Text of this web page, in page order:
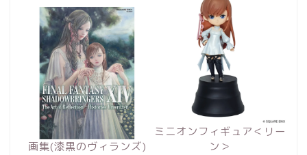
画集(漆黒のヴィランズ)
ミニオンフィギュア＜リー
ン＞